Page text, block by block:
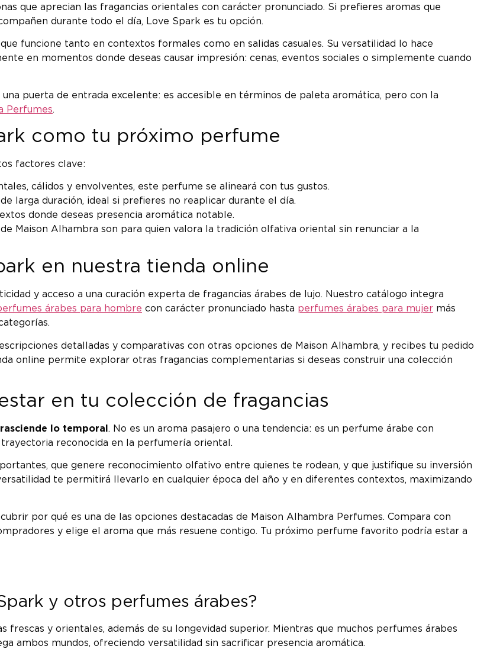
que aprecian las fragancias orientales con carácter pronunciado. Si prefieres aromas que
durante todo el día, Love Spark es tu opción.
que funcione tanto en contextos formales como en salidas casuales. Su versatilidad lo hace
en momentos donde deseas causar impresión: cenas, eventos sociales o simplemente cuando
puerta de entrada excelente: es accesible en términos de paleta aromática, pero con la
Perfumes.
como tu próximo perfume
factores clave:
cálidos y envolventes, este perfume se alineará con tus gustos.
larga duración, ideal si prefieres no reaplicar durante el día.
donde deseas presencia aromática notable.
Maison Alhambra son para quien valora la tradición olfativa oriental sin renunciar a la
en nuestra tienda online
y acceso a una curación experta de fragancias árabes de lujo. Nuestro catálogo integra
árabes para hombre con carácter pronunciado hasta perfumes árabes para mujer más
detalladas y comparativas con otras opciones de Maison Alhambra, y recibes tu pedido
online permite explorar otras fragancias complementarias si deseas construir una colección
en tu colección de fragancias
lo temporal . No es un aroma pasajero o una tendencia: es un perfume árabe con
reconocida en la perfumería oriental.
que genere reconocimiento olfativo entre quienes te rodean, y que justifique su inversión
te permitirá llevarlo en cualquier época del año y en diferentes contextos, maximizando
por qué es una de las opciones destacadas de Maison Alhambra Perfumes. Compara con
y elige el aroma que más resuene contigo. Tu próximo perfume favorito podría estar a
y otros perfumes árabes?
y orientales, además de su longevidad superior. Mientras que muchos perfumes árabes
ambos mundos, ofreciendo versatilidad sin sacrificar presencia aromática.